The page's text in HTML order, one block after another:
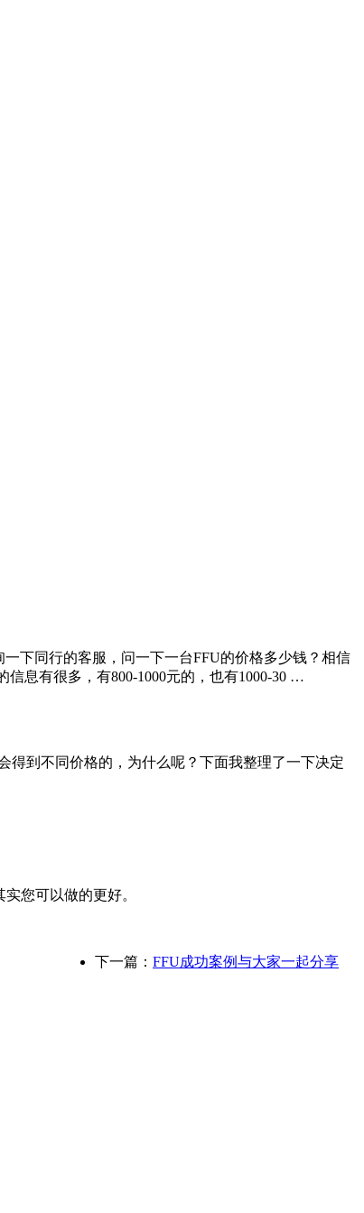
下同行的客服，问一下一台FFU的价格多少钱？相信
息有很多，有800-1000元的，也有1000-30 …
得到不同价格的，为什么呢？下面我整理了一下决定
您可以做的更好。
下一篇： FFU成功案例与大家一起分享